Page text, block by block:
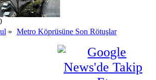
» Metro Köprüsüne Son Rötuşlar